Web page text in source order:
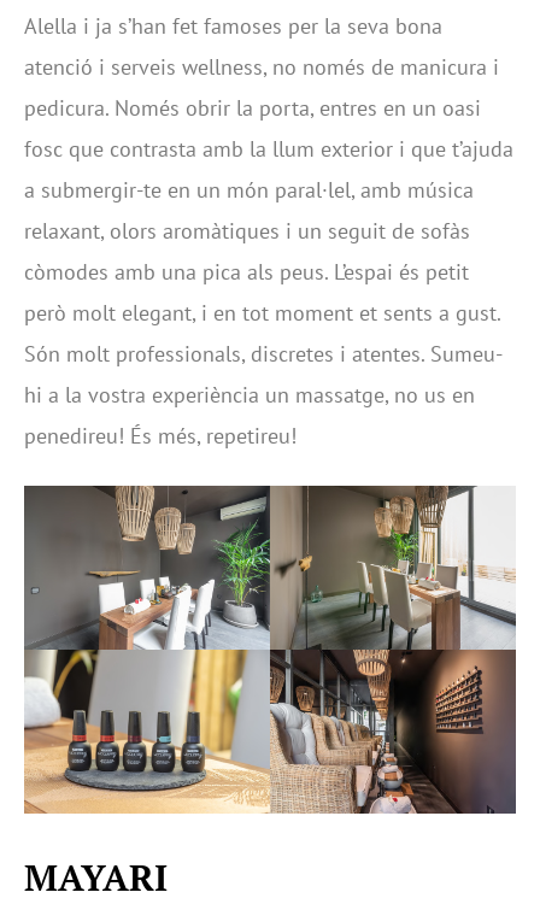
Alella i ja s’han fet famoses per la seva bona
atenció i serveis wellness, no només de manicura i
pedicura. Només obrir la porta, entres en un oasi
fosc que contrasta amb la llum exterior i que t’ajuda
a submergir-te en un món paral·lel, amb música
relaxant, olors aromàtiques i un seguit de sofàs
còmodes amb una pica als peus. L’espai és petit
però molt elegant, i en tot moment et sents a gust.
Són molt professionals, discretes i atentes. Sumeu-
hi a la vostra experiència un massatge, no us en
penedireu! És més, repetireu!
MAYARI